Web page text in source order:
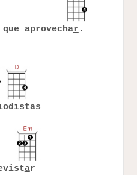
aprovechar .
istas
ar